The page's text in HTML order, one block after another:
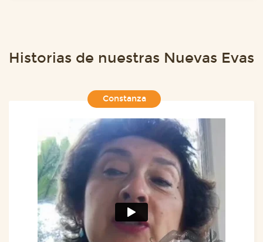
Historias de nuestras Nuevas Evas
Constanza